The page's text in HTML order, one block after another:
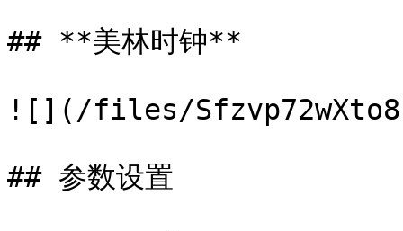
## **美林时钟**
![](/files/
## 参数设置